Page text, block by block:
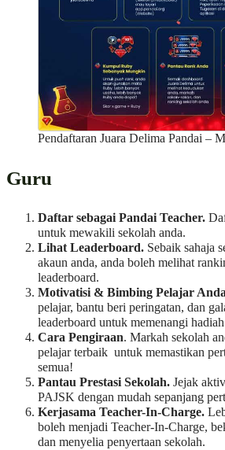
Pendaftaran Juara Delima Pandai –
Guru
Daftar sebagai Pandai Teacher.
untuk mewakili sekolah anda.
Lihat Leaderboard. Sebaik sahaja
akaun anda, anda boleh melihat
leaderboard.
Motivatisi & Bimbing Pelajar
pelajar, bantu beri peringatan, dan
leaderboard untuk memenangi
Cara Pengiraan. Markah sekolah
pelajar terbaik untuk memastikan
semua!
Pantau Prestasi Sekolah. Jejak
PAJSK dengan mudah sepanjang
Kerjasama Teacher-In-Charge.
boleh menjadi Teacher-In-Charge,
dan menyelia penyertaan sekolah.